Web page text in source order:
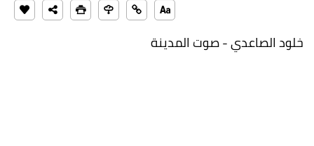
خلود الصاعدي - صوت المدينة